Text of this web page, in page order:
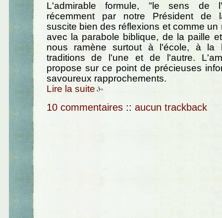
L'admirable formule, "le sens de
récemment par notre Président de
suscite bien des réflexions et comme un
avec la parabole biblique, de la paille
nous ramène surtout à l'école, à la
traditions de l'une et de l'autre.
propose sur ce point de précieuses
savoureux rapprochements.
Lire la suite
10 commentaires :: aucun trackback